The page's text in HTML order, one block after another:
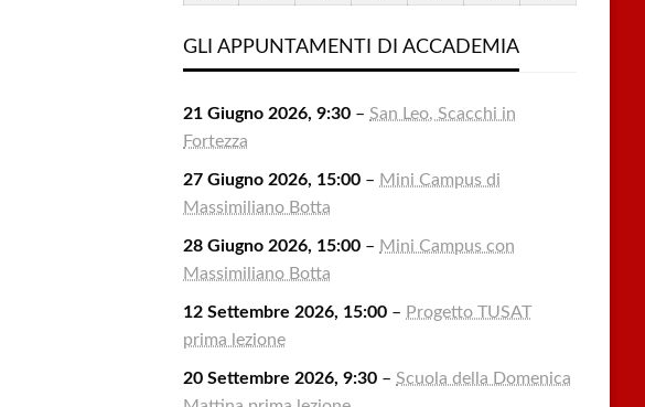
2026
2026
2026
2026
2026
2026
GLI APPUNTAMENTI DI ACCADEMIA
21 Giugno 2026, 9:30 –San Leo, Scacchi in
Fortezza
27 Giugno 2026, 15:00 – Mini Campus di
Massimiliano Botta
28 Giugno 2026, 15:00 – Mini Campus con
Massimiliano Botta
12 Settembre 2026, 15:00 – Progetto TUSAT
prima lezione
20 Settembre 2026, 9:30 –Scuola della Domenica